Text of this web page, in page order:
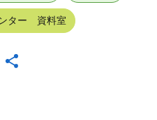
ター 資料室